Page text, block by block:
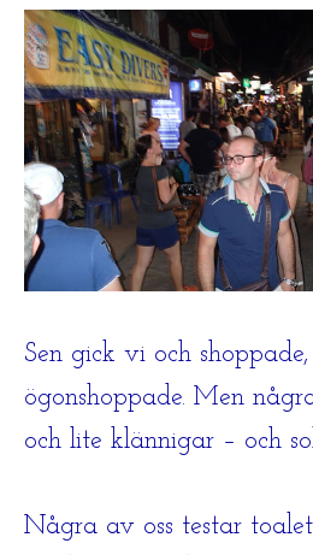
Sen gick vi och
ögonshoppade. Men
och lite klännigar – och
Några av oss testar